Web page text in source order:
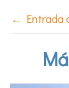
← Entrada